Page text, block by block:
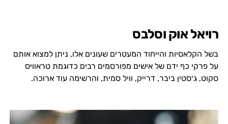
רויאל אוק וסלבס
בשל הקלאסיות והייחוד המעטרים שעונים אלו, ניתן למצוא אותם
על פרקי כף ידם של אישים מפורסמים רבים כדוגמת טראוויס
סקוט, ג׳סטין ביבר, דרייק, וויל סמית, והרשימה עוד ארוכה.